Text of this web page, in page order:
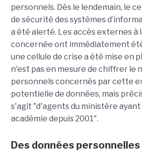
personnels. Dès le lendemain, le
de sécurité des systèmes
a été alerté. Les accès externes à
concernée ont immédiatement
une cellule de crise a été mise en
n'est pas en mesure de chiffrer le
personnels concernés par cette
potentielle de données, mais
s'agit "d'agents du ministère
académie depuis 2001".
Des données